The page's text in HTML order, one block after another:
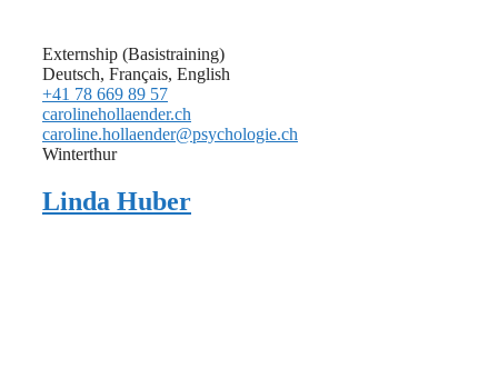
Externship (Basistraining)
Deutsch, Français, English
+41 78 669 89 57
carolinehollaender.ch
caroline.hollaender@psychologie.ch
Winterthur
Linda Huber